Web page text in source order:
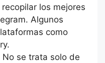
los mejores
Algunos
como
No se trata solo de